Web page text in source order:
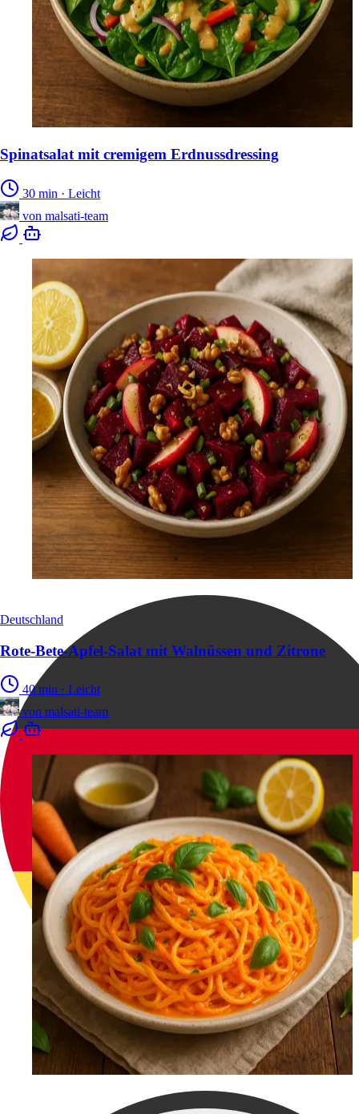
Spinatsalat mit cremigem Erdnussdressing
30 min · Leicht
von malsati-team
Deutschland
Rote-Bete-Apfel-Salat mit Walnüssen und Zitrone
40 min · Leicht
von malsati-team